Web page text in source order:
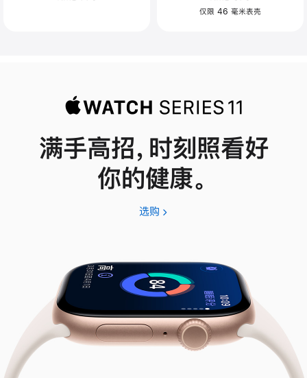
仅限 46 毫米表壳
满手高招，时刻照看好
你的健康。
选购 Apple
11